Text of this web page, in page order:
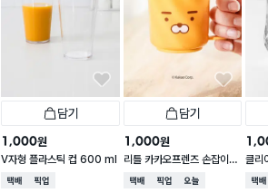
담기
1,000원
V자형 플라스틱 컵 600 ml
택배배송매장픽업
담기
1,000원
리틀 카카오프렌즈 손잡이
라이언 컵 200ml
택배배송매장픽업오늘배송
클리
ml
택배